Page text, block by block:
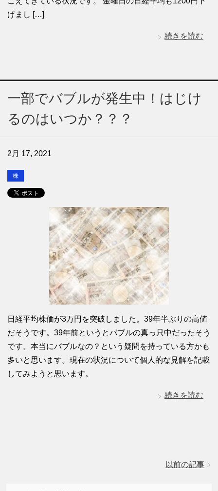
げまし […]
続きを読む
一部でバブルが発生中！はじけ
るのはいつか？？？
2月 17, 2021
株
日経平均株価が3万円を突破しました。39年半ぶりの高値
だそうです。39年前というとバブルの真っ只中だったそう
です。本当にバブルなの？という疑問を持っている方かも
多いと思います。現在の状況について個人的な見解を記載
してみようと思います。
続きを読む
以前の記事